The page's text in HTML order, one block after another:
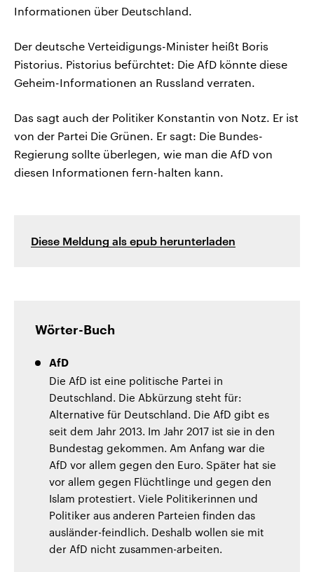
Informationen über Deutschland.
Der deutsche Verteidigungs-Minister heißt Boris
Pistorius. Pistorius befürchtet: Die AfD könnte diese
Geheim-Informationen an Russland verraten.
Das sagt auch der Politiker Konstantin von Notz. Er ist
von der Partei Die Grünen. Er sagt: Die Bundes-
Regierung sollte überlegen, wie man die AfD von
diesen Informationen fern-halten kann.
Diese Meldung als epub herunterladen
Wörter-Buch
AfD
Die AfD ist eine politische Partei in
Deutschland. Die Abkürzung steht für:
Alternative für Deutschland. Die AfD gibt es
seit dem Jahr 2013. Im Jahr 2017 ist sie in den
Bundestag gekommen. Am Anfang war die
AfD vor allem gegen den Euro. Später hat sie
vor allem gegen Flüchtlinge und gegen den
Islam protestiert. Viele Politikerinnen und
Politiker aus anderen Parteien finden das
ausländer-feindlich. Deshalb wollen sie mit
der AfD nicht zusammen-arbeiten.